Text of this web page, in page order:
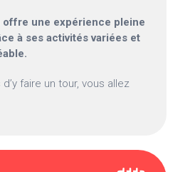
offre une expérience pleine
à ses activités variées et
faire un tour, vous allez